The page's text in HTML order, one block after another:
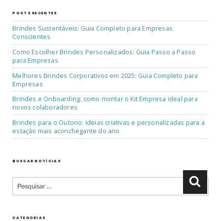
POSTS RECENTES
Brindes Sustentáveis: Guia Completo para Empresas
Conscientes
Como Escolher Brindes Personalizados: Guia Passo a Passo
para Empresas
Melhores Brindes Corporativos em 2025: Guia Completo para
Empresas
Brindes e Onboarding: como montar o Kit Empresa ideal para
novos colaboradores
Brindes para o Outono: ideias criativas e personalizadas para a
estação mais aconchegante do ano
BUSCAR NOTÍCIAS
CATEGORIAS